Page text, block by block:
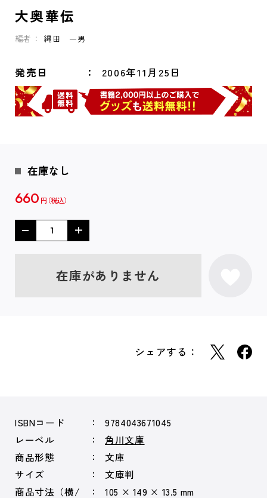
大奥華伝
編者： 縄田 一男
発売日 2006年11月25日
在庫なし
660 円
在庫がありません
シェアする：
ISBNコード
9784043671045
レーベル
角川文庫
商品形態
文庫
サイズ
文庫判
商品寸法（横/
105 × 149 × 13.5 mm